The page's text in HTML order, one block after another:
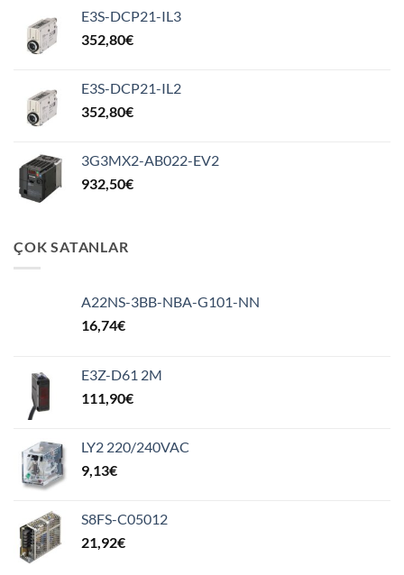
E3S-DCP21-IL3
352,80€
E3S-DCP21-IL2
352,80€
3G3MX2-AB022-EV2
932,50€
ÇOK SATANLAR
A22NS-3BB-NBA-G101-NN
16,74€
E3Z-D61 2M
111,90€
LY2 220/240VAC
9,13€
S8FS-C05012
21,92€